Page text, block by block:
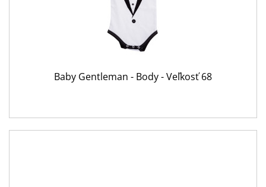
Baby Gentleman - Body - Veľkosť 68